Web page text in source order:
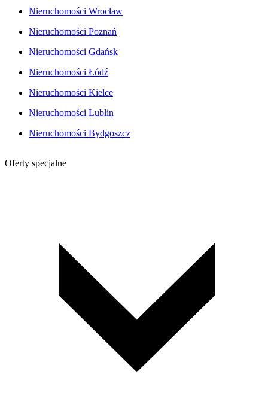
Nieruchomości Wrocław
Nieruchomości Poznań
Nieruchomości Gdańsk
Nieruchomości Łódź
Nieruchomości Kielce
Nieruchomości Lublin
Nieruchomości Bydgoszcz
Oferty specjalne